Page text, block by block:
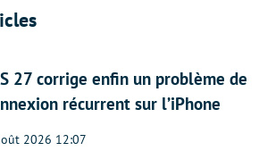
27 corrige enfin un problème de
récurrent sur l’iPhone
2026 12:07